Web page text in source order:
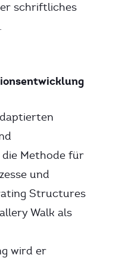
schriftliches
Methode für
und
Structures
Walk als
wird er